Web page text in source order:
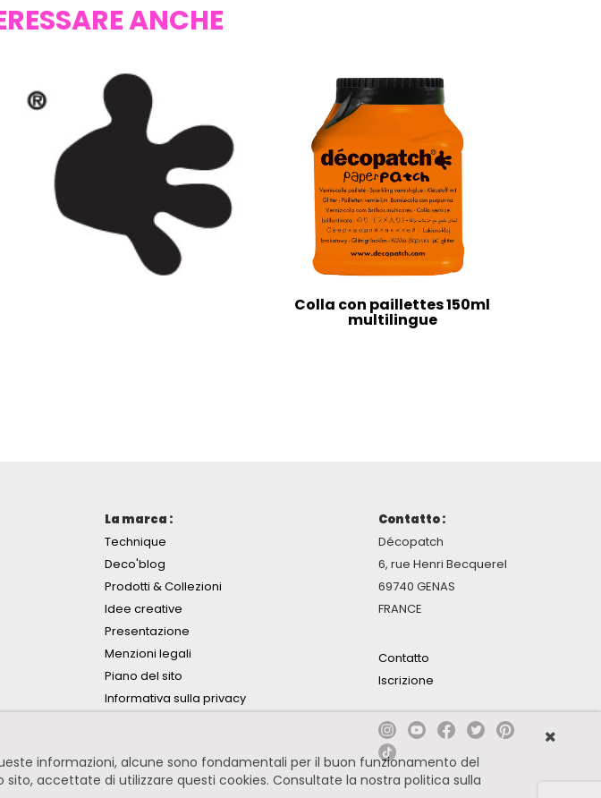
ANCHE
Colla con paillettes 150ml
multilingue
La marca :
Technique
Deco'blog
Prodotti & Collezioni
Idee creative
Presentazione
Menzioni legali
Piano del sito
Informativa sulla privacy
Contatto :
Décopatch
6, rue Henri Becquerel
69740 GENAS
FRANCE
Contatto
Iscrizione
informazioni, alcune sono fondamentali per il buon funzionamento del
accettate di utilizzare questi cookies. Consultate la nostra politica sulla